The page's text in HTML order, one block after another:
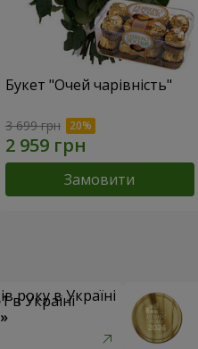
Букет "Очей чарівність"
3 699 грн
Замовити
року в Україні